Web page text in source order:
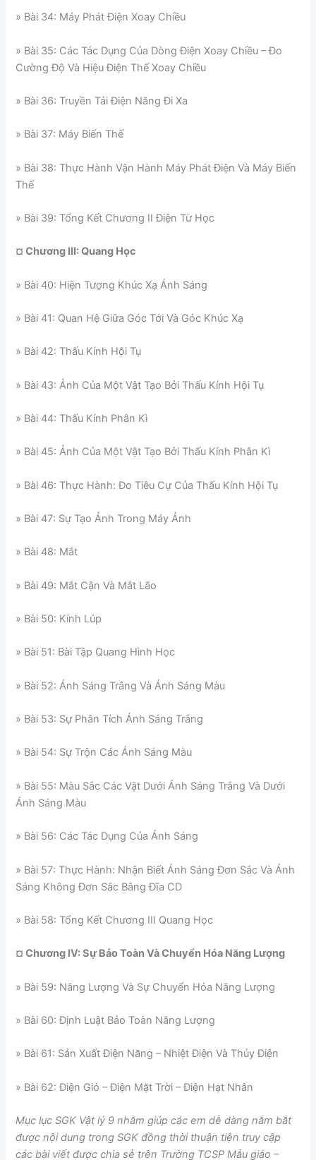
» Bài 34: Máy Phát Điện Xoay Chiều
» Bài 35: Các Tác Dụng Của Dòng Điện Xoay Chiều – Đo
Cường Độ Và Hiệu Điện Thế Xoay Chiều
» Bài 36: Truyền Tải Điện Năng Đi Xa
» Bài 37: Máy Biến Thế
» Bài 38: Thực Hành Vận Hành Máy Phát Điện Và Máy Biến
Thế
» Bài 39: Tổng Kết Chương II Điện Từ Học
¤ Chương III: Quang Học
» Bài 40: Hiện Tượng Khúc Xạ Ánh Sáng
» Bài 41: Quan Hệ Giữa Góc Tới Và Góc Khúc Xạ
» Bài 42: Thấu Kính Hội Tụ
» Bài 43: Ảnh Của Một Vật Tạo Bởi Thấu Kính Hội Tụ
» Bài 44: Thấu Kính Phân Kì
» Bài 45: Ảnh Của Một Vật Tạo Bởi Thấu Kính Phân Kì
» Bài 46: Thực Hành: Đo Tiêu Cự Của Thấu Kính Hội Tụ
» Bài 47: Sự Tạo Ảnh Trong Máy Ảnh
» Bài 48: Mắt
» Bài 49: Mắt Cận Và Mắt Lão
» Bài 50: Kính Lúp
» Bài 51: Bài Tập Quang Hình Học
» Bài 52: Ánh Sáng Trắng Và Ánh Sáng Màu
» Bài 53: Sự Phân Tích Ánh Sáng Trắng
» Bài 54: Sự Trộn Các Ánh Sáng Màu
» Bài 55: Màu Sắc Các Vật Dưới Ánh Sáng Trắng Và Dưới
Ánh Sáng Màu
» Bài 56: Các Tác Dụng Của Ánh Sáng
» Bài 57: Thực Hành: Nhận Biết Ánh Sáng Đơn Sắc Và Ánh
Sáng Không Đơn Sắc Bằng Đĩa CD
» Bài 58: Tổng Kết Chương III Quang Học
¤ Chương IV: Sự Bảo Toàn Và Chuyển Hóa Năng Lượng
» Bài 59: Năng Lượng Và Sự Chuyển Hóa Năng Lượng
» Bài 60: Định Luật Bảo Toàn Năng Lượng
» Bài 61: Sản Xuất Điện Năng – Nhiệt Điện Và Thủy Điện
» Bài 62: Điện Gió – Điện Mặt Trời – Điện Hạt Nhân
Mục lục SGK Vật lý 9 nhằm giúp các em dễ dàng nắm bắt
được nội dung trong SGK đồng thời thuận tiện truy cập
các bài viết được chia sẻ trên Trường TCSP Mẫu giáo –